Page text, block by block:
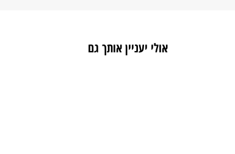
אולי יעניין אותך גם